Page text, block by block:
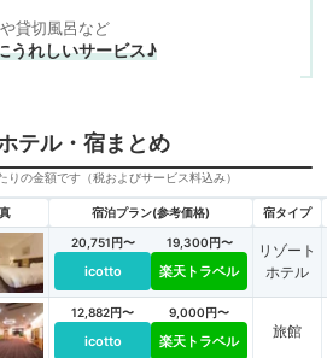
貸切風呂など
うれしいサービス♪
テル・宿まとめ
の金額です（税およびサービス料込み）
宿泊プラン(参考価格) 宿タイプ
20,751円〜
icotto
19,300円〜
楽天トラベル
リゾート
ホテル
12,882円〜
icotto
9,000円〜
楽天トラベル
旅館